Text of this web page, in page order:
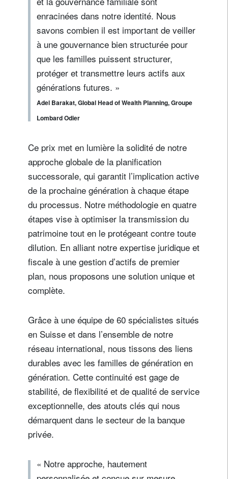
enracinées dans notre identité. Nous
savons combien il est important de veiller
à une gouvernance bien structurée pour
que les familles puissent structurer,
protéger et transmettre leurs actifs aux
générations futures. »
Adel Barakat, Global Head of Wealth Planning, Groupe
Lombard Odier
Ce prix met en lumière la solidité de notre
approche globale de la planification
successorale, qui garantit l’implication active
de la prochaine génération à chaque étape
du processus. Notre méthodologie en quatre
étapes vise à optimiser la transmission du
patrimoine tout en le protégeant contre toute
dilution. En alliant notre expertise juridique et
fiscale à une gestion d’actifs de premier
plan, nous proposons une solution unique et
complète.
Grâce à une équipe de 60 spécialistes situés
en Suisse et dans l’ensemble de notre
réseau international, nous tissons des liens
durables avec les familles de génération en
génération. Cette continuité est gage de
stabilité, de flexibilité et de qualité de service
exceptionnelle, des atouts clés qui nous
démarquent dans le secteur de la banque
privée.
« Notre approche, hautement